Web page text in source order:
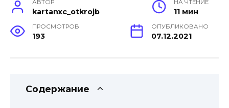
АВТОР
kartanxc_otkrojb
НА ЧТЕНИЕ
11 мин
ПРОСМОТРОВ
193
ОПУБЛИКОВАНО
07.12.2021
Содержание